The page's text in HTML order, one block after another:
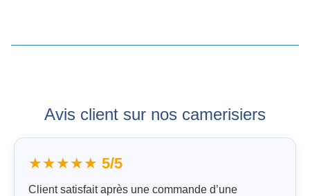
Avis client sur nos camerisiers
★★★★★ 5/5
Client satisfait après une commande d’une